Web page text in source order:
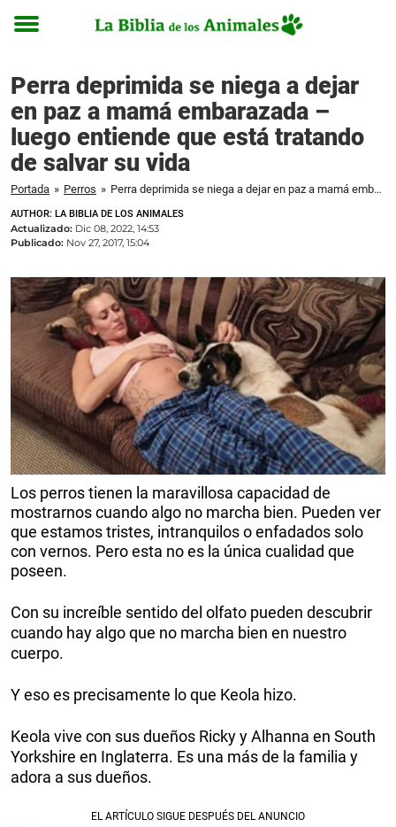
Toggle
Perra deprimida se niega a dejar
en paz a mamá embarazada –
luego entiende que está tratando
de salvar su vida
Portada » Perros » Perra deprimida se niega a dejar en paz a mamá embarazada – luego entiende que está tratando de salvar su vida
AUTHOR: LA BIBLIA DE LOS ANIMALES
Actualizado: Dic 08, 2022, 14:53
Publicado: Nov 27, 2017, 15:04
Los perros tienen la maravillosa capacidad de
mostrarnos cuando algo no marcha bien. Pueden ver
que estamos tristes, intranquilos o enfadados solo
con vernos. Pero esta no es la única cualidad que
poseen.
Con su increíble sentido del olfato pueden descubrir
cuando hay algo que no marcha bien en nuestro
cuerpo.
Y eso es precisamente lo que Keola hizo.
Keola vive con sus dueños Ricky y Alhanna en South
Yorkshire en Inglaterra. Es una más de la familia y
adora a sus dueños.